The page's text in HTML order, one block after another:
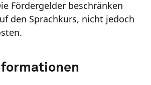
Fördergelder beschränken
den Sprachkurs, nicht jedoch